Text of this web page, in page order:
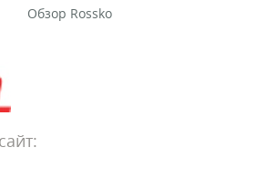
Обзор Rossko